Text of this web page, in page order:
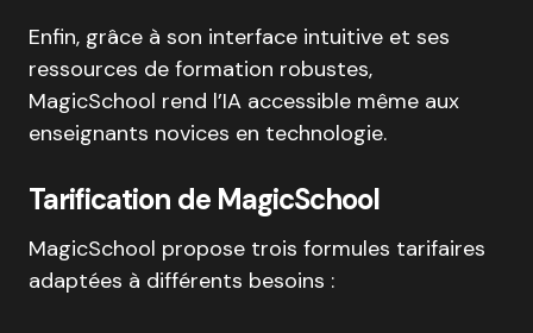
Enfin, grâce à son interface intuitive et ses
ressources de formation robustes,
MagicSchool rend l’IA accessible même aux
enseignants novices en technologie.
Tarification de MagicSchool
MagicSchool propose trois formules tarifaires
adaptées à différents besoins :